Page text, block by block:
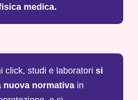
medica.
click, studi e laboratori si
nuova normativa in